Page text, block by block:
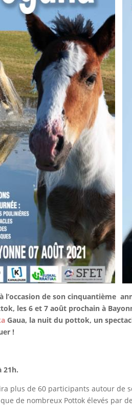
de son cinquantième
les 6 et 7 août prochain à
Gaua, la nuit du pottok, un
!
21h.
plus de 60 participants autour
de nombreux Pottok élevés par